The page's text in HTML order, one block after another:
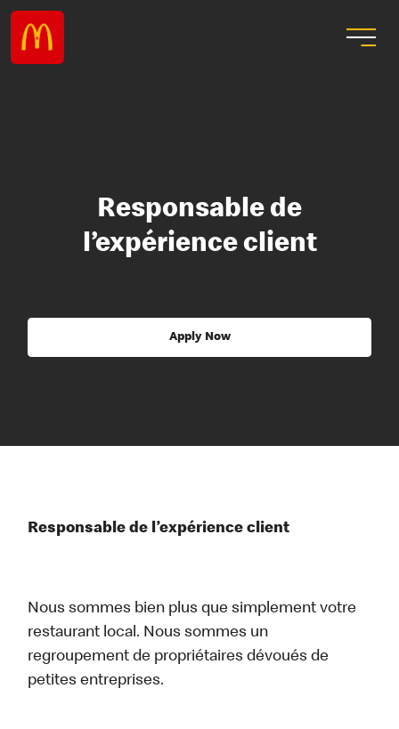
Responsable de
l’expérience client
Apply Now
Responsable de l’expérience client
Nous sommes bien plus que simplement votre
restaurant local. Nous sommes un
regroupement de propriétaires dévoués de
petites entreprises.